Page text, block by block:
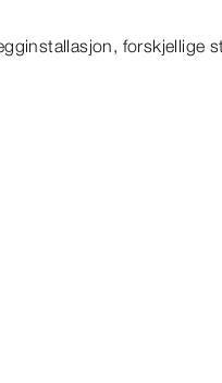
forskjellige